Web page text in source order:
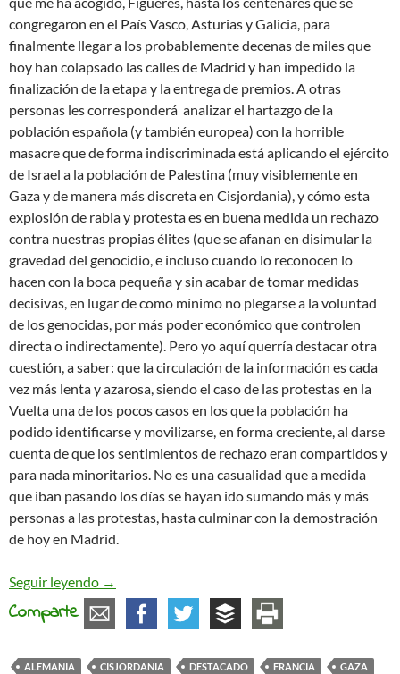
congregaron en el País Vasco, Asturias y Galicia, para
finalmente llegar a los probablemente decenas de miles que
hoy han colapsado las calles de Madrid y han impedido la
finalización de la etapa y la entrega de premios. A otras
personas les corresponderá analizar el hartazgo de la
población española (y también europea) con la horrible
masacre que de forma indiscriminada está aplicando el ejército
de Israel a la población de Palestina (muy visiblemente en
Gaza y de manera más discreta en Cisjordania), y cómo esta
explosión de rabia y protesta es en buena medida un rechazo
contra nuestras propias élites (que se afanan en disimular la
gravedad del genocidio, e incluso cuando lo reconocen lo
hacen con la boca pequeña y sin acabar de tomar medidas
decisivas, en lugar de como mínimo no plegarse a la voluntad
de los genocidas, por más poder económico que controlen
directa o indirectamente). Pero yo aquí querría destacar otra
cuestión, a saber: que la circulación de la información es cada
vez más lenta y azarosa, siendo el caso de las protestas en la
Vuelta una de los pocos casos en los que la población ha
podido identificarse y movilizarse, en forma creciente, al darse
cuenta de que los sentimientos de rechazo eran compartidos y
para nada minoritarios. No es una casualidad que a medida
que iban pasando los días se hayan ido sumando más y más
personas a las protestas, hasta culminar con la demostración
de hoy en Madrid.
Seguir leyendo Crónicas de la caída: Septiembre de 2025
→
Comparte
ALEMANIA CISJORDANIA DESTACADO FRANCIA
GAZA